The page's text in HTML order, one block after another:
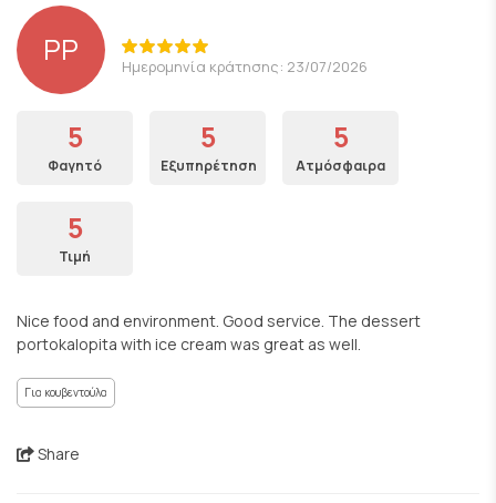
PP Ημερομηνία κράτησης: 23/07/2026
5
Φαγητό
5
Εξυπηρέτηση
5
Ατμόσφαιρα
5
Τιμή
Nice food and environment. Good service. The dessert
portokalopita with ice cream was great as well.
Για κουβεντούλα
Share